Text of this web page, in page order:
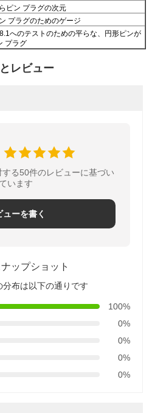
ピン プラグの次元
プラグのためのゲージ
へのテストのための平らな、円形ピンが
プラグ
レビュー
る50件のレビューに基づい
ています
ューを書く
ップショット
布は以下の通りです
100%
0%
0%
0%
0%